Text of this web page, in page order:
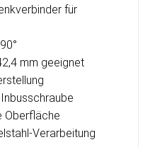
für
mm geeignet
Oberfläche
Verarbeitung